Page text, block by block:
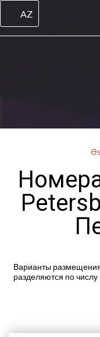
AZ
Варианты
разделяются по